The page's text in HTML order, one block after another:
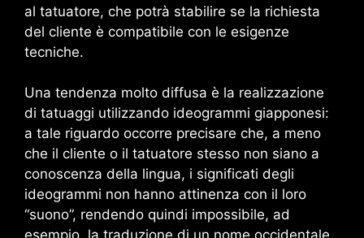
al tatuatore, che potrà stabilire se la richiesta
del cliente è compatibile con le esigenze
tecniche.
Una tendenza molto diffusa è la realizzazione
di tatuaggi utilizzando ideogrammi giapponesi:
a tale riguardo occorre precisare che, a meno
che il cliente o il tatuatore stesso non siano a
conoscenza della lingua, i significati degli
ideogrammi non hanno attinenza con il loro
“suono”, rendendo quindi impossibile, ad